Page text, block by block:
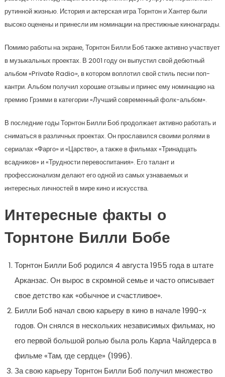
рутинной жизнью. История и актерская игра Торнтон и Хантер были
высоко оценены и принесли им номинации на престижные кинонаграды.
Помимо работы на экране, Торнтон Билли Боб также активно участвует
в музыкальных проектах. В 2001 году он выпустил свой дебютный
альбом «Private Radio», в котором воплотил свой стиль песни поп-
кантри. Альбом получил хорошие отзывы и принес ему номинацию на
премию Грэмми в категории «Лучший современный фолк-альбом».
В последние годы Торнтон Билли Боб продолжает активно работать и
сниматься в различных проектах. Он прославился своими ролями в
сериалах «Фарго» и «Царство», а также в фильмах «Тринадцать
всадников» и «Трудности перевоспитания». Его талант и
профессионализм делают его одной из самых узнаваемых и
интересных личностей в мире кино и искусства.
Интересные факты о
Торнтоне Билли Бобе
Торнтон Билли Боб родился 4 августа 1955 года в штате
Арканзас. Он вырос в скромной семье и часто описывает
свое детство как «обычное и счастливое».
Билли Боб начал свою карьеру в кино в начале 1990-х
годов. Он снялся в нескольких независимых фильмах, но
его первой большой ролью была роль Карла Чайлдерса в
фильме «Там, где сердце» (1996).
За свою карьеру Торнтон Билли Боб получил множество